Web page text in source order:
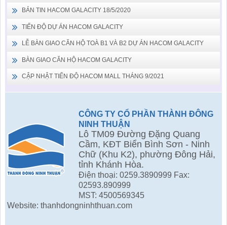
BẢN TIN HACOM GALACITY 18/5/2020
TIẾN ĐỘ DỰ ÁN HACOM GALACITY
LỄ BÀN GIAO CĂN HỘ TOÀ B1 VÀ B2 DỰ ÁN HACOM GALACITY
BÀN GIAO CĂN HỘ HACOM GALACITY
CẬP NHẬT TIẾN ĐỘ HACOM MALL THÁNG 9/2021
CÔNG TY CỔ PHẦN THÀNH ĐÔNG
NINH THUẬN
Lô TM09 Đường Đặng Quang
Cầm, KĐT Biển Bình Sơn - Ninh
Chữ (Khu K2), phường Đông Hải,
tỉnh Khánh Hòa.
Điện thoại: 0259.3890999 Fax:
02593.890999
MST: 4500569345
Website: thanhdongninhthuan.com